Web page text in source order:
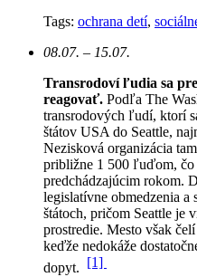
Tags: ochrana detí,
08.07. – 15.07.
Transrodoví ľudia sa
reagovať. Podľa The
transrodových ľudí, ktorí
štátov USA do Seattle,
Nezisková organizácia
približne 1 500 ľuďom, čo
predchádzajúcim rokom.
legislatívne obmedzenia
štátoch, pričom Seattle je
prostredie. Mesto však
keďže nedokáže
dopyt. [1]